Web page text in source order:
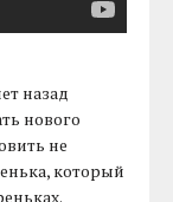
назад
нового
не
который